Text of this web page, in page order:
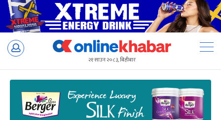
Skip
२१ साउन २०८३, बिहीबार